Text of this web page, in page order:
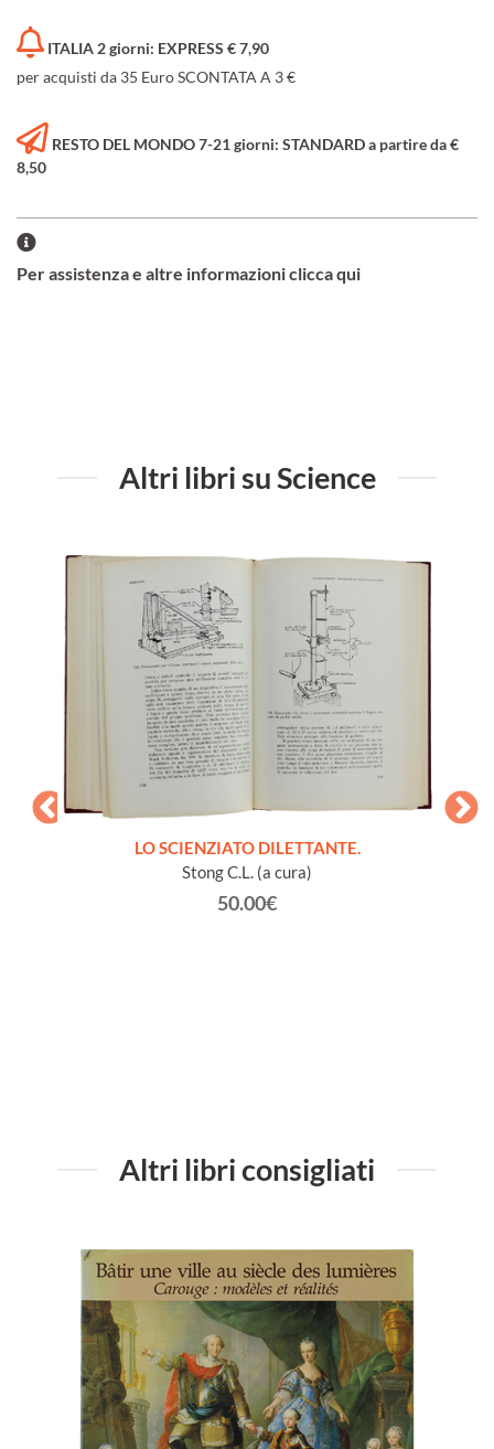
ITALIA 2 giorni: EXPRESS € 7,90
per acquisti da 35 Euro SCONTATA A 3 €
RESTO DEL MONDO 7-21 giorni: STANDARD a partire da €
8,50
Per assistenza e altre informazioni clicca qui
Altri libri su Science
LO SCIENZIATO DILETTANTE.
Stong C.L. (a cura)
50.00€
Altri libri consigliati